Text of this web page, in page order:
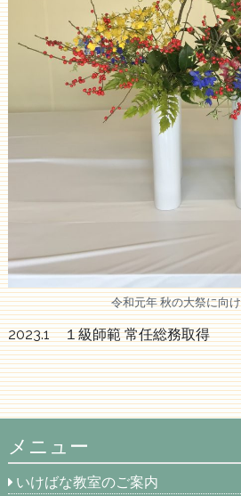
令和元年 秋の大祭に向
2023.1 １級師範 常任総務取得
メニュー
いけばな教室のご案内